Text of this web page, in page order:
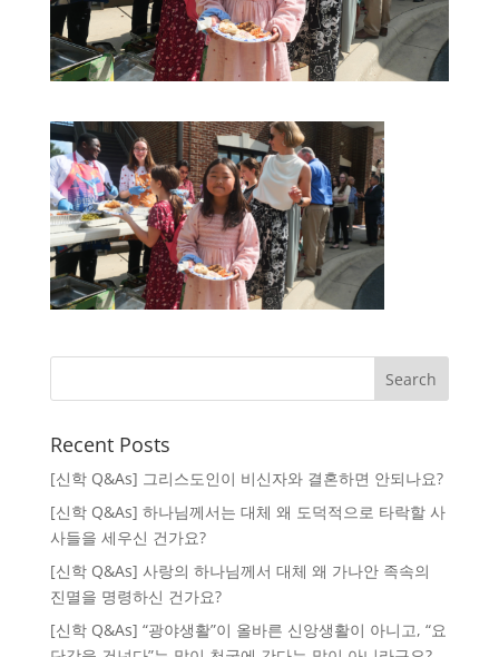
Recent Posts
[신학 Q&As] 그리스도인이 비신자와 결혼하면 안되나요?
[신학 Q&As] 하나님께서는 대체 왜 도덕적으로 타락할 사
사들을 세우신 건가요?
[신학 Q&As] 사랑의 하나님께서 대체 왜 가나안 족속의
진멸을 명령하신 건가요?
[신학 Q&As] “광야생활”이 올바른 신앙생활이 아니고, “요